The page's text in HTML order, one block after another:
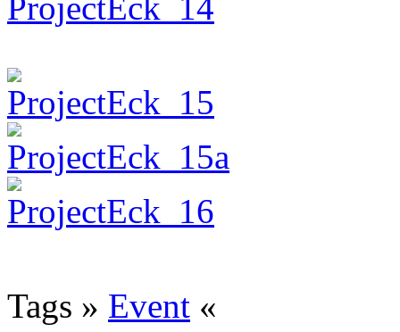
Tags » Event «